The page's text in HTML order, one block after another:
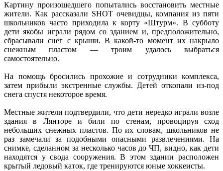
Картину произошедшего попытались восстановить местные
жители. Как рассказали SHOT очевидцы, компания из пяти
школьников часто приходила к корту «Штурм». В субботу
дети якобы играли рядом со зданием и, предположительно,
сбрасывали снег с крыши. В какой-то момент их накрыло
снежным пластом — троим удалось выбраться
самостоятельно.
На помощь бросились прохожие и сотрудники комплекса,
затем прибыли экстренные службы. Детей откопали из-под
снега спустя некоторое время.
Местные жители подтвердили, что дети нередко играли возле
здания в Лянторе и били по стенам, провоцируя сход
небольших снежных пластов. По их словам, школьников не
раз замечали за подобными опасными развлечениями. На
снимке, сделанном за несколько часов до ЧП, видно, как дети
находятся у свода сооружения. В этом здании расположен
крытый ледовый каток, где тренируются юные хоккеисты.